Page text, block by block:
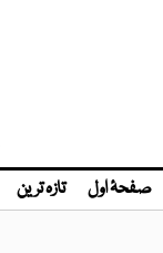
صفحۂ اول تازہ ترین